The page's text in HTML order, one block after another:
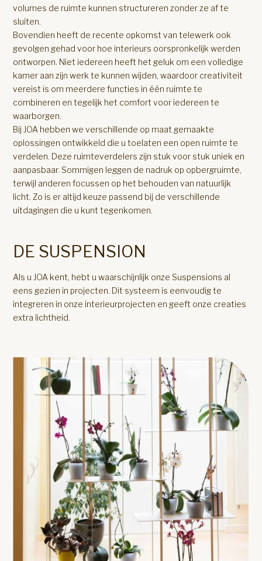
volumes de ruimte kunnen structureren zonder ze af te
sluiten.
Bovendien heeft de recente opkomst van telewerk ook
gevolgen gehad voor hoe interieurs oorspronkelijk werden
ontworpen. Niet iedereen heeft het geluk om een volledige
kamer aan zijn werk te kunnen wijden, waardoor creativiteit
vereist is om meerdere functies in één ruimte te
combineren en tegelijk het comfort voor iedereen te
waarborgen.
Bij JOA hebben we verschillende op maat gemaakte
oplossingen ontwikkeld die u toelaten een open ruimte te
verdelen. Deze ruimteverdelers zijn stuk voor stuk uniek en
aanpasbaar. Sommigen leggen de nadruk op opbergruimte,
terwijl anderen focussen op het behouden van natuurlijk
licht. Zo is er altijd keuze passend bij de verschillende
uitdagingen die u kunt tegenkomen.
DE SUSPENSION
Als u JOA kent, hebt u waarschijnlijk onze Suspensions al
eens gezien in projecten. Dit systeem is eenvoudig te
integreren in onze interieurprojecten en geeft onze creaties
extra lichtheid.